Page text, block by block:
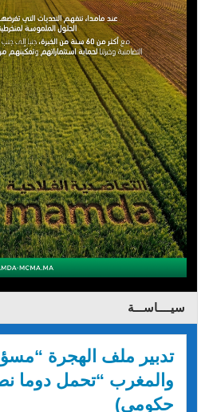
سيــــاســـة
تدبير ملف الهجرة
والمغرب “تحمل دوما
حكومي)